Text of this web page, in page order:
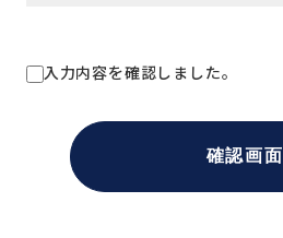
入力内容を確認しました。
確認画面